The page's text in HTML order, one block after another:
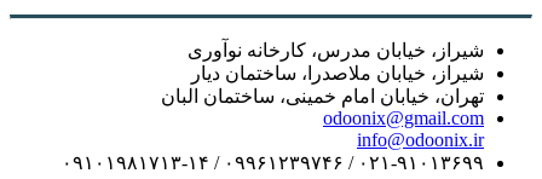
شیراز، خیابان مدرس، کارخانه نوآوری
شیراز، خیابان ملاصدرا، ساختمان دیار
تهران، خیابان امام خمینی، ساختمان البان
odoonix@gmail.com
info@odoonix.ir
۰۲۱-۹۱۰۱۳۶۹۹ / ۰۹۹۶۱۲۳۹۷۴۶ / ۰۹۱۰۱۹۸۱۷۱۳-۱۴